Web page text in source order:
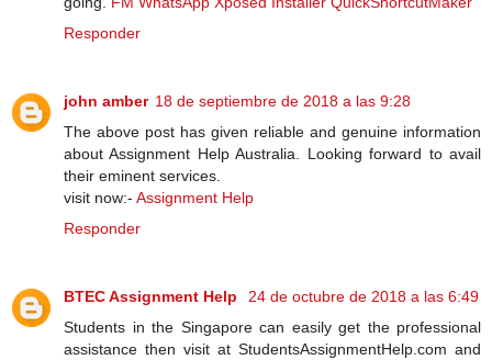
Responder
john amber 18 de septiembre de 2018 a las 9:28
The above post has given reliable and genuine information
about Assignment Help Australia. Looking forward to avail
their eminent services.
visit now:- Assignment Help
Responder
BTEC Assignment Help
24 de octubre de 2018 a las 6:49
Students in the Singapore can easily get the professional
assistance then visit at StudentsAssignmentHelp.com and